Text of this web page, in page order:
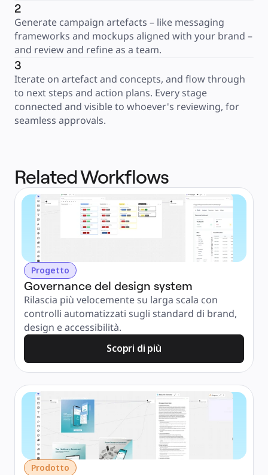
2
Generate campaign artefacts – like messaging
frameworks and mockups aligned with your brand –
and review and refine as a team.
3
Iterate on artefact and concepts, and flow through
to next steps and action plans. Every stage
connected and visible to whoever's reviewing, for
seamless approvals.
Related Workflows
Progetto
Governance del design system
Rilascia più velocemente su larga scala con
controlli automatizzati sugli standard di brand,
design e accessibilità.
Scopri di più
Prodotto